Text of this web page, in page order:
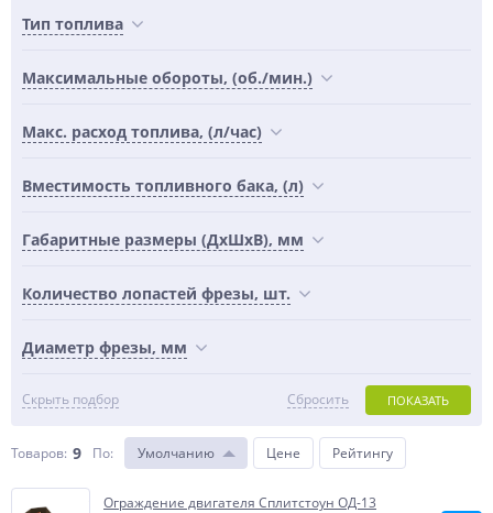
Тип топлива
Максимальные обороты, (об./мин.)
Макс. расход топлива, (л/час)
Вместимость топливного бака, (л)
Габаритные размеры (ДхШхВ), мм
Количество лопастей фрезы, шт.
Диаметр фрезы, мм
Скрыть подбор ПОКАЗАТЬ
Сбросить
Товаров: 9 По: Умолчанию Цене Рейтингу
Ограждение двигателя Сплитстоун ОД-13